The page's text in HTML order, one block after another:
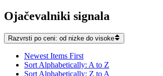
Ojačevalniki signala
Razvrsti po ceni: od nizke do visoke
Newest Items First
Sort Alphabetically: A to Z
Sort Alphabetically: Z to A